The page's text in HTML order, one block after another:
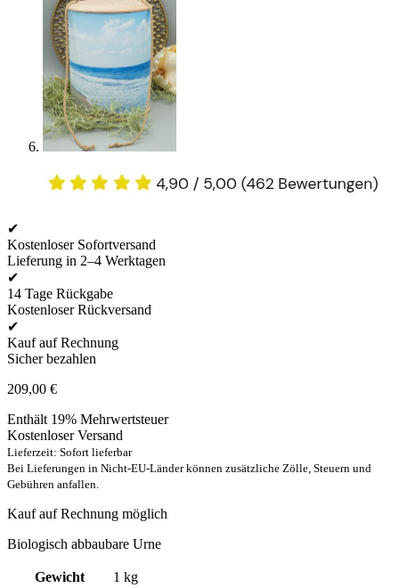
✔
Kostenloser Sofortversand
Lieferung in 2–4 Werktagen
✔
14 Tage Rückgabe
Kostenloser Rückversand
✔
Kauf auf Rechnung
Sicher bezahlen
209,00 €
Enthält 19% Mehrwertsteuer
Kostenloser Versand
Lieferzeit: Sofort lieferbar
Bei Lieferungen in Nicht-EU-Länder können zusätzliche Zölle, Steuern und
Gebühren anfallen.
Kauf auf Rechnung möglich
Biologisch abbaubare Urne
Gewicht
1 kg